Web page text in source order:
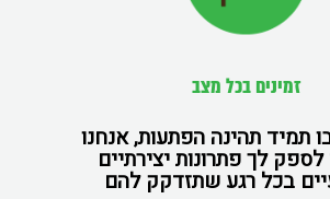
זמינים בכל מצב
תמיד תהינה הפתעות, אנחנו
לך פתרונות יצירתיים
בכל רגע שתזדקק להם